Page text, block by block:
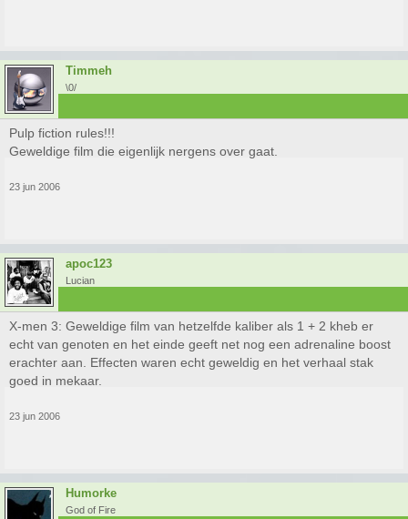
Timmeh
\0/
Pulp fiction rules!!!
Geweldige film die eigenlijk nergens over gaat.
23 jun 2006
apoc123
Lucian
X-men 3: Geweldige film van hetzelfde kaliber als 1 + 2 kheb er
echt van genoten en het einde geeft net nog een adrenaline boost
erachter aan. Effecten waren echt geweldig en het verhaal stak
goed in mekaar.
23 jun 2006
Humorke
God of Fire